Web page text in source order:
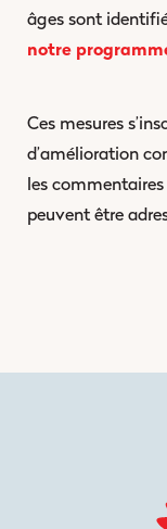
âges sont
notre
Ces mesures
d’amélioration
les
peuvent être